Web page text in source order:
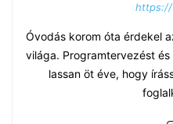
Óvodás korom óta érdekel
világa. Programtervezést
lassan öt éve, hogy